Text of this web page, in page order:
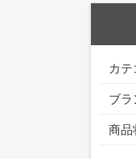
カ
ブラ
商品